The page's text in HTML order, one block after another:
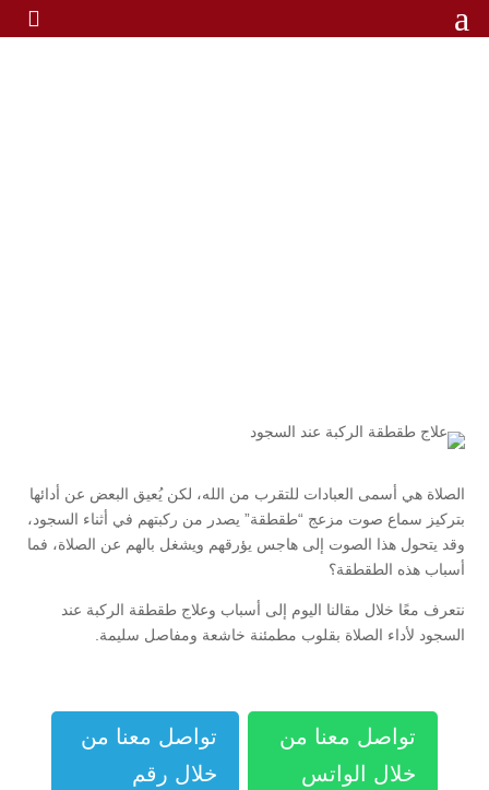
a

الصلاة هي أسمى العبادات للتقرب من الله، لكن يُعيق البعض عن أدائها
بتركيز سماع صوت مزعج “طقطقة” يصدر من ركبتهم في أثناء السجود،
وقد يتحول هذا الصوت إلى هاجس يؤرقهم ويشغل بالهم عن الصلاة، فما
أسباب هذه الطقطقة؟
نتعرف معًا خلال مقالنا اليوم إلى أسباب وعلاج طقطقة الركبة عند
السجود لأداء الصلاة بقلوب مطمئنة خاشعة ومفاصل سليمة.
تواصل معنا من
خلال الواتس
تواصل معنا من
خلال رقم